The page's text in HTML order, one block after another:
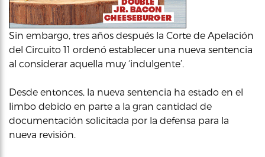
Sin embargo, tres años después la Corte de Apelación
del Circuito 11 ordenó establecer una nueva sentencia
al considerar aquella muy ‘indulgente’.
Desde entonces, la nueva sentencia ha estado en el
limbo debido en parte a la gran cantidad de
documentación solicitada por la defensa para la
nueva revisión.